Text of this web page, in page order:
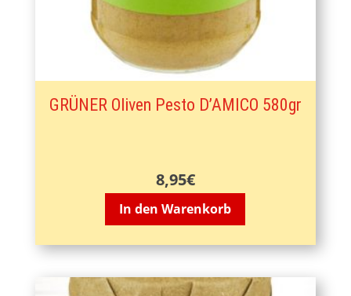
GRÜNER Oliven Pesto D’AMICO 580gr
8,95€
In den Warenkorb